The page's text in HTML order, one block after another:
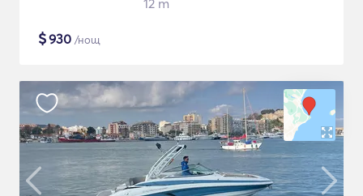
12 m
$930 /нощ